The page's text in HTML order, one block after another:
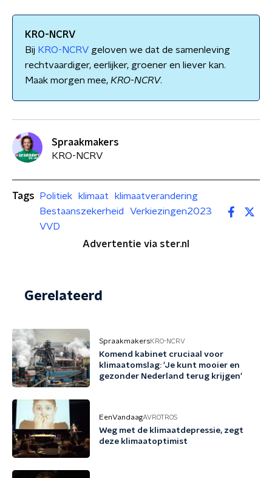
KRO-NCRV
Bij KRO-NCRV geloven we dat de samenleving
rechtvaardiger, eerlijker, groener en liever kan.
Maak morgen mee, KRO-NCRV.
Spraakmakers
KRO-NCRV
Tags Politiek klimaat
klimaatverandering
Bestaanszekerheid
Verkiezingen2023
VVD
Advertentie via ster.nl
Gerelateerd
SpraakmakersKRO-NCRV
Komend kabinet cruciaal voor
klimaatomslag: 'Je kunt mooier en
gezonder Nederland terug krijgen'
EenVandaagAVROTROS
Weg met de klimaatdepressie, zegt
deze klimaatoptimist